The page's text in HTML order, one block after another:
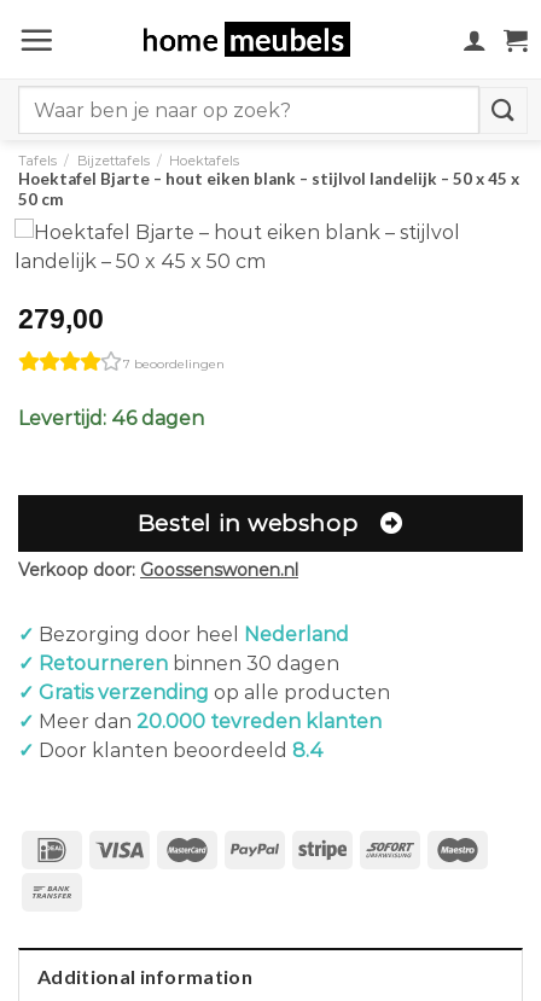
naar
for:
Tafels / Bijzettafels / Hoektafels
Hoektafel Bjarte – hout eiken blank – stijlvol landelijk – 50 x 45 x
50 cm
279,00
7 beoordelingen
Levertijd: 46 dagen
Bestel in webshop
Verkoop door: Goossenswonen.nl
✓ Bezorging door heel
Nederland
✓ Retourneren binnen 30 dagen
✓ Gratis verzending op alle producten
✓ Meer dan 20.000 tevreden klanten
✓ Door klanten beoordeeld 8.4
Additional information